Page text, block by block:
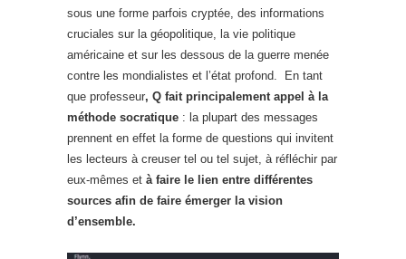
sous une forme parfois cryptée, des informations
cruciales sur la géopolitique, la vie politique
américaine et sur les dessous de la guerre menée
contre les mondialistes et l’état profond. En tant
que professeur, Q fait principalement appel à la
méthode socratique : la plupart des messages
prennent en effet la forme de questions qui invitent
les lecteurs à creuser tel ou tel sujet, à réfléchir par
eux-mêmes et à faire le lien entre différentes
sources afin de faire émerger la vision
d’ensemble.